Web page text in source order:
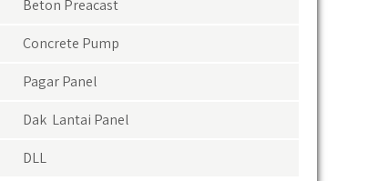
Beton Preacast
Concrete Pump
Pagar Panel
Dak Lantai Panel
DLL